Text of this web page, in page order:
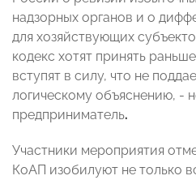
надзорных органов и о
для хозяйствующих
кодекс хотят принять
вступят в силу, что не
логическому объяснению, -
предприниматель.
Участники мероприятия
КоАП изобилуют не только